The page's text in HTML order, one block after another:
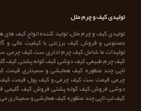
تولیدی کیف و چرم ملل
تولیدی کیف و چرم ملل، تولید کننده انواع کیف
مصنوعی و فروش کیف برزنتی با کیفیت عالی و
تولیدات ما شامل کیف چرم اداری, ست کیف
کیف چرم طبیعی, کیف دوشی, کیف کوله پشتی, کیف
تاپی چند منظوره, کیف همایشی و سمیناری,
چرمی, قیمت ست کیف چرمی و کیف پول, قیمت
دوشی, فروش کیف کوله پشتی, فروش کیف گلیمی,
کیف لپ تاپی چند منظوره, کیف همایشی و سمیناری